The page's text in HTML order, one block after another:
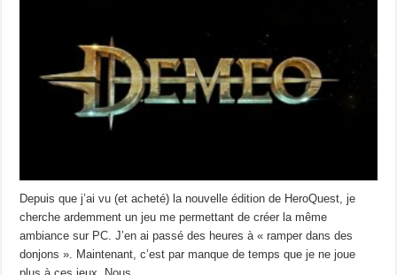
Depuis que j’ai vu (et acheté) la nouvelle édition de HeroQuest, je
cherche ardemment un jeu me permettant de créer la même
ambiance sur PC. J’en ai passé des heures à « ramper dans des
donjons ». Maintenant, c’est par manque de temps que je ne joue